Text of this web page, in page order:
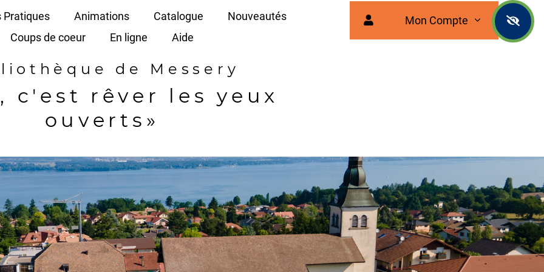
Pratiques Animations Catalogue
Nouveautés
Coups de coeur
En ligne Aide
de Messery
c'est rêver les yeux
ouverts»
Mon Compte